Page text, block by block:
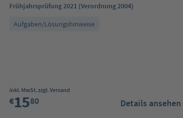
Frühjahrsprüfung 2021 (Verordnung 2004)
Aufgaben/Lösungshinweise
Regulärer Preis:
inkl. MwSt. zzgl. Versand
€1580 Details ansehen